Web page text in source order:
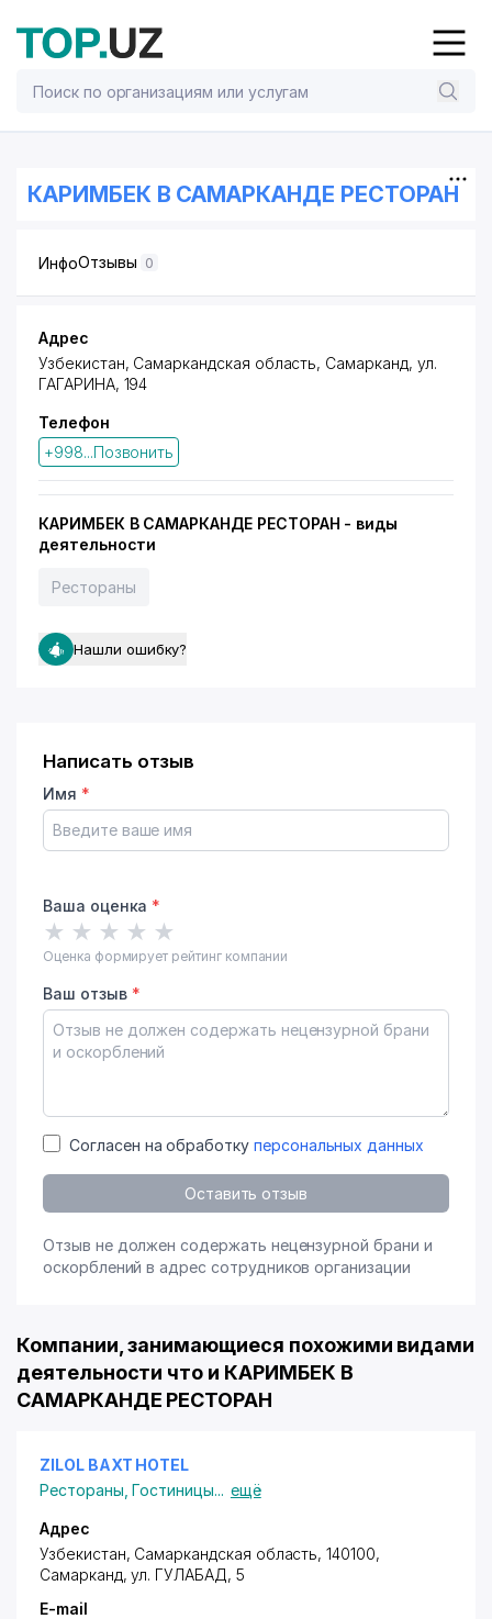
КАРИМБЕК В САМАРКАНДЕ РЕСТОРАН
ИнфоОтзывы 0
Адрес
Узбекистан, Самаркандская область, Самарканд, ул.
ГАГАРИНА, 194
Телефон
+998...Позвонить
КАРИМБЕК В САМАРКАНДЕ РЕСТОРАН - виды
деятельности
Рестораны
Нашли ошибку?
Написать отзыв
Имя *
Ваша оценка *
★ ★ ★ ★ ★
Оценка формирует рейтинг компании
Ваш отзыв *
Согласен на обработку персональных данных
Оставить отзыв
Отзыв не должен содержать нецензурной брани и
оскорблений в адрес сотрудников организации
Компании, занимающиеся похожими видами
деятельности что и КАРИМБЕК В
САМАРКАНДЕ РЕСТОРАН
ZILOL BAXT HOTEL
Рестораны ,Гостиницы... ещё
Адрес
Узбекистан, Самаркандская область, 140100,
Самарканд,ул. ГУЛАБАД, 5
E-mail